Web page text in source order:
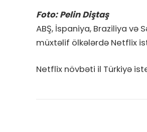
Foto: Pelin Diştaş
ABŞ, İspaniya, Braziliya
müxtəlif ölkələrdə Netflix
Netflix növbəti il Türkiyə